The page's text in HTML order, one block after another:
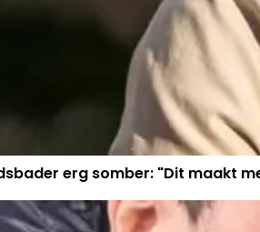
erg somber: "Dit maakt